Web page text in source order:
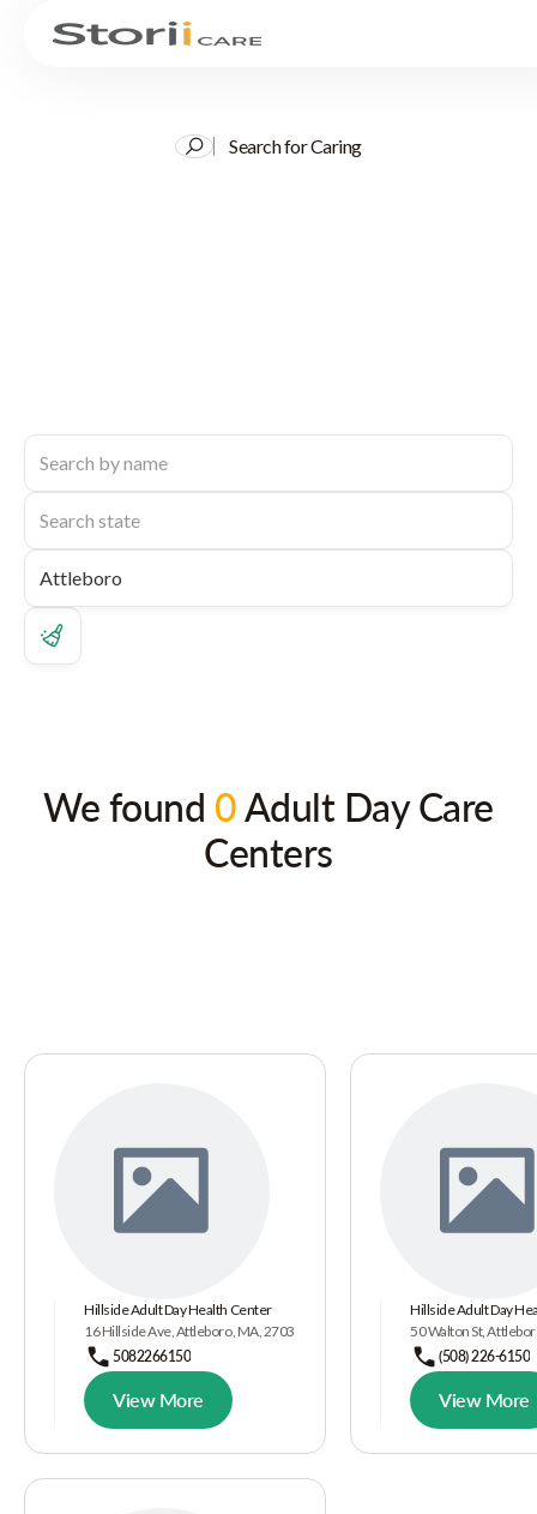
Search for Caring
We found 0Adult Day Care
Centers
Hillside Adult Day Health Center
16 Hillside Ave, Attleboro, MA, 2703
5082266150
View More
Hillside Adult Day
50 Walton St,
(508) 226-6150
View More